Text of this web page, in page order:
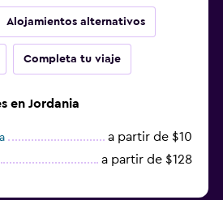
Alojamientos alternativos
Completa tu viaje
en Jordania
a partir de $10
a partir de $128